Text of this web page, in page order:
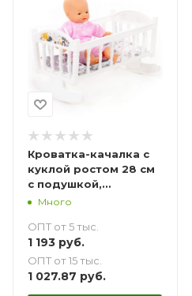
Кроватка-качалка с
куклой ростом 28 см
с подушкой,
одеялкой и
Много
ОПТ от 5 тыс.
1 193 руб.
ОПТ от 15 тыс.
1 027.87 руб.